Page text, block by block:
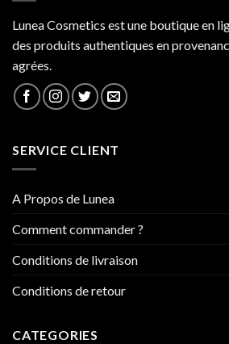
Lunea Cosmetics est une boutique en
des produits authentiques en
agrées.
SERVICE CLIENT
A Propos de Lunea
Comment commander ?
Conditions de livraison
Conditions de retour
CATEGORIES